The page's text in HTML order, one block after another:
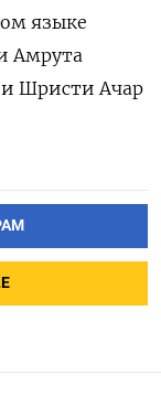
языке
Амрута
Шристи Ачар